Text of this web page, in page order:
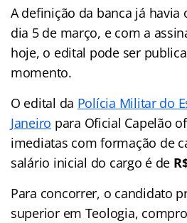
A definição da banca já
dia 5 de março, e com a
hoje, o edital pode ser
momento.
O edital da Polícia Militar do
Janeiro para Oficial Capelão
imediatas com formação de
salário inicial do cargo é de
Para concorrer, o candidato
superior em Teologia,